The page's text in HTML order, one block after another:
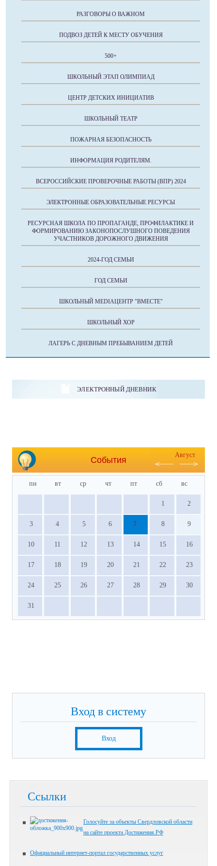
РАЗГОВОРЫ О ВАЖНОМ
ПОДВОЗ ДЕТЕЙ К МЕСТУ ОБУЧЕНИЯ
500+
ШКОЛЬНЫЙ ЭТАП ОЛИМПИАД
ЦЕНТР ДЕТСКИХ ИНИЦИАТИВ
ШКОЛЬНЫЙ ТЕАТР
ПОЖАРНАЯ БЕЗОПАСНОСТЬ
ИНФОРМАЦИЯ РОДИТЕЛЯМ.
ВСЕРОССИЙСКИЕ ПРОВЕРОЧНЫЕ РАБОТЫ (ВПР) 2024
ЭЛЕКТРОННЫЕ ОБРАЗОВАТЕЛЬНЫЕ РЕСУРСЫ
РЕСУРСНАЯ ШКОЛА ПО ПРОПАГАНДЕ, ПРОФИЛАКТИКЕ И
ФОРМИРОВАНИЮ ЗАКОНОПОСЛУШНОГО ПОВЕДЕНИЯ
УЧАСТНИКОВ ДОРОЖНОГО ДВИЖЕНИЯ
2024-ГОД СЕМЬИ
ГОД СЕМЬИ
ШКОЛЬНЫЙ MEDIAЦЕНТР "ВМЕСТЕ"
ШКОЛЬНЫЙ ХОР
ЛАГЕРЬ С ДНЕВНЫМ ПРЕБЫВАНИЕМ ДЕТЕЙ
ЭЛЕКТРОННЫЙ ДНЕВНИК
События
Август
пн вт ср чт пт сб вс
1 2
3 4 5 6 7 8 9
10 11 12 13 14 15 16
17 18 19 20 21 22 23
24 25 26 27 28 29 30
31
Вход в систему
Вход
Ссылки
Голосуйте за объекты Свердловской области
на сайте проекта Достижения.РФ
Официальный интернет-портал государственных услуг